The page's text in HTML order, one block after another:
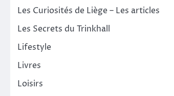
Les Curiosités de Liège – Les articles
Les Secrets du Trinkhall
Lifestyle
Livres
Loisirs